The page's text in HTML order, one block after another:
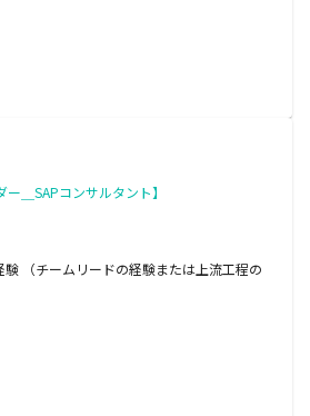
ー＿SAPコンサルタント】
験 （チームリードの経験または上流工程の